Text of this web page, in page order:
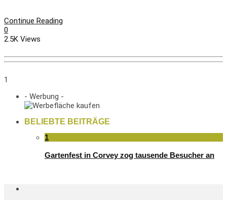
Continue Reading
0
2.5K Views
1
- Werbung -
BELIEBTE BEITRÄGE
1
Gartenfest in Corvey zog tausende Besucher an